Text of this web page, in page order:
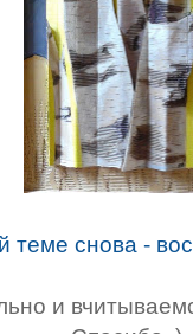
теме снова -
и